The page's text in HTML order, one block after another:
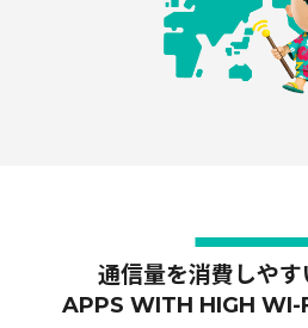
通信量を消費しやす
APPS WITH HIGH WI-